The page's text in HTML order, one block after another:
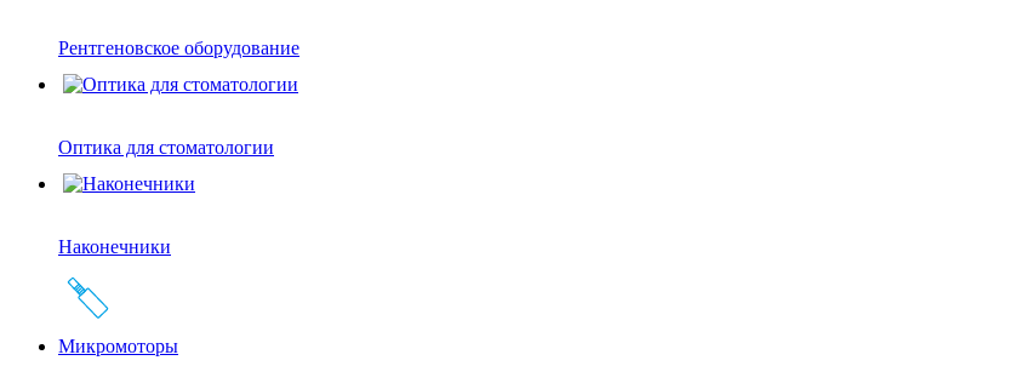
Рентгеновское оборудование
Оптика для стоматологии
Наконечники
Микромоторы